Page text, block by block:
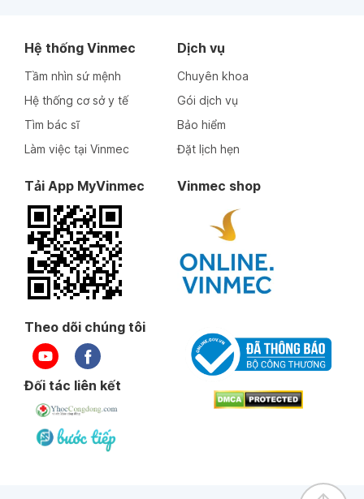
Hệ thống Vinmec
Tầm nhìn sứ mệnh
Hệ thống cơ sở y tế
Tìm bác sĩ
Làm việc tại Vinmec
Dịch vụ
Chuyên khoa
Gói dịch vụ
Bảo hiểm
Đặt lịch hẹn
Tải App MyVinmec Vinmec shop
Theo dõi chúng tôi
Đối tác liên kết